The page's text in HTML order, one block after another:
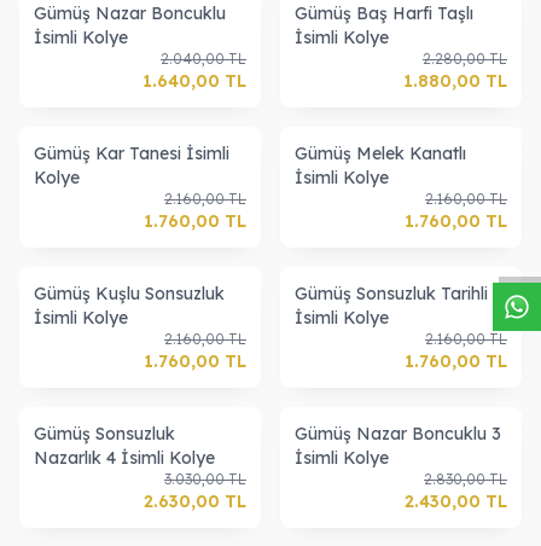
WhasappDesteHatt
Gümüş Nazar Boncuklu
İsimli Kolye
2.040,00TL
1.640,00 TL
Gümüş Baş Harfi Taşlı
İsimli Kolye
2.280,00TL
1.880,00 TL
Gümüş Kar Tanesi İsimli
Kolye
2.160,00TL
1.760,00 TL
Gümüş Melek Kanatlı
İsimli Kolye
2.160,00TL
1.760,00 TL
Gümüş Kuşlu Sonsuzluk
İsimli Kolye
2.160,00TL
1.760,00 TL
Gümüş Sonsuzluk Tarihli
İsimli Kolye
2.160,00TL
1.760,00 TL
Gümüş Sonsuzluk
Nazarlık 4 İsimli Kolye
3.030,00TL
2.630,00 TL
Gümüş Nazar Boncuklu 3
İsimli Kolye
2.830,00TL
2.430,00 TL